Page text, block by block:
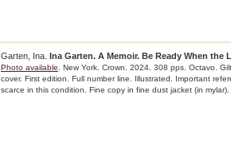
Garten, Ina. Ina Garten. A Memoir. Be Ready When the
Photo available . New York. Crown. 2024. 308 pps. Octavo.
cover. First edition. Full number line. Illustrated. Important
scarce in this condition. Fine copy in fine dust jacket (in mylar).